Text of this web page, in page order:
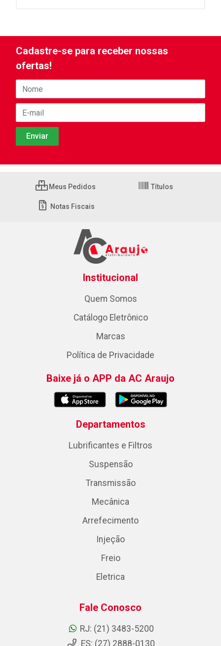
Cadastre-se para receber nossas
ofertas!
Meus Pedidos Títulos
Notas Fiscais
Institucional
Quem Somos
Catálogo Eletrônico
Marcas
Política de Privacidade
Baixe já o APP da AC Araujo
Departamentos
Lubrificantes e Filtros
Suspensão
Transmissão
Mecânica
Arrefecimento
Injeção
Freio
Eletrica
Fale Conosco
RJ: (21) 3483-5200
ES: (27) 2888-0130